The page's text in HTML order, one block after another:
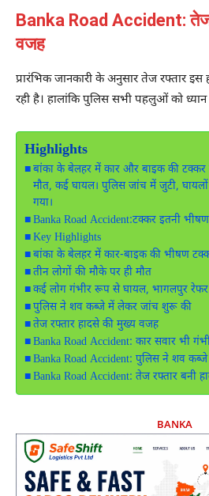
Banka Road Accident: तेज
वजह
प्रारंभिक जानकारी के अनुसार तेज रफ्तार
रही है। हालांकि पुलिस सभी पहलुओं को
Highlights
बांका के बेलहर में कार और बाइक की टक्कर
मौत, कई घायल। पुलिस जांच में जुटी,
गया।
Banka Road Accident:टक्कर इतनी
Key Highlights
बांका के बेलहर में कार-बाइक की भीषण
तीन लोगों की मौके पर ही मौत
कई लोग गंभीर रूप से घायल, भागलपुर रेफर
पुलिस ने शव कब्जे में लेकर जांच शुरू की
तेज रफ्तार हादसे की मुख्य वजह
Banka Road Accident: कार सवार भी
Banka Road Accident: पुलिस ने शव
Banka Road Accident: तेज रफ्तार बनी
BANKA